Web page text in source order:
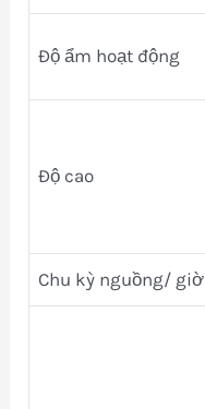
Độ ẩm hoạt động
Độ cao
Chu kỳ nguồng/ giờ